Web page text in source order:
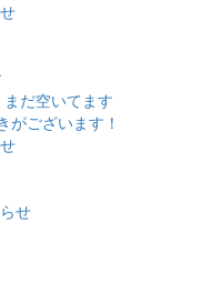
だ空いてます
ございます！
せ